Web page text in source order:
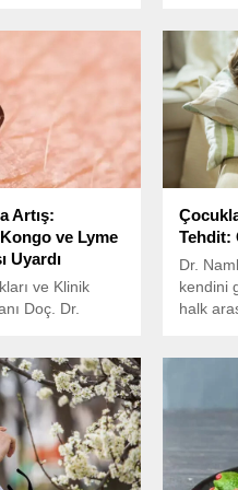
Özellikle kene
hataların
belirten
bulundu:
ortaya
Artış:
ve Lyme
Uyardı
ve Klinik
Doç. Dr.
Kongo
ve Lyme
Tehdit:
Dr.
kendini
halk